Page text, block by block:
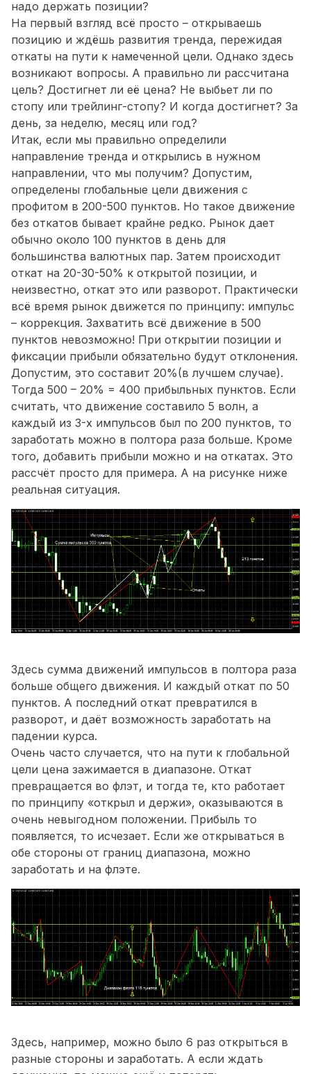
надо держать позиции?
На первый взгляд всё просто – открываешь
позицию и ждёшь развития тренда, пережидая
откаты на пути к намеченной цели. Однако здесь
возникают вопросы. А правильно ли рассчитана
цель? Достигнет ли её цена? Не выбьет ли по
стопу или трейлинг-стопу? И когда достигнет? За
день, за неделю, месяц или год?
Итак, если мы правильно определили
направление тренда и открылись в нужном
направлении, что мы получим? Допустим,
определены глобальные цели движения с
профитом в 200-500 пунктов. Но такое движение
без откатов бывает крайне редко. Рынок дает
обычно около 100 пунктов в день для
большинства валютных пар. Затем происходит
откат на 20-30-50% к открытой позиции, и
неизвестно, откат это или разворот. Практически
всё время рынок движется по принципу: импульс
– коррекция. Захватить всё движение в 500
пунктов невозможно! При открытии позиции и
фиксации прибыли обязательно будут отклонения.
Допустим, это составит 20%(в лучшем случае).
Тогда 500 – 20% = 400 прибыльных пунктов. Если
считать, что движение составило 5 волн, а
каждый из 3-х импульсов был по 200 пунктов, то
заработать можно в полтора раза больше. Кроме
того, добавить прибыли можно и на откатах. Это
рассчёт просто для примера. А на рисунке ниже
реальная ситуация.
Здесь сумма движений импульсов в полтора раза
больше общего движения. И каждый откат по 50
пунктов. А последний откат превратился в
разворот, и даёт возможность заработать на
падении курса.
Очень часто случается, что на пути к глобальной
цели цена зажимается в диапазоне. Откат
превращается во флэт, и тогда те, кто работает
по принципу «открыл и держи», оказываются в
очень невыгодном положении. Прибыль то
появляется, то исчезает. Если же открываться в
обе стороны от границ диапазона, можно
заработать и на флэте.
Здесь, например, можно было 6 раз открыться в
разные стороны и заработать. А если ждать